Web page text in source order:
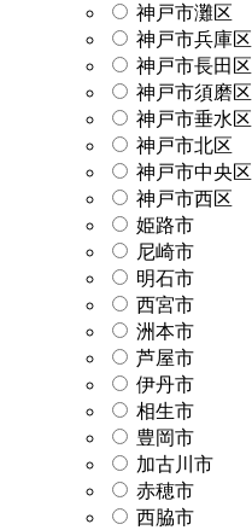
神戸市灘区
神戸市兵庫区
神戸市長田区
神戸市須磨区
神戸市垂水区
神戸市北区
神戸市中央区
神戸市西区
姫路市
尼崎市
明石市
西宮市
洲本市
芦屋市
伊丹市
相生市
豊岡市
加古川市
赤穂市
西脇市